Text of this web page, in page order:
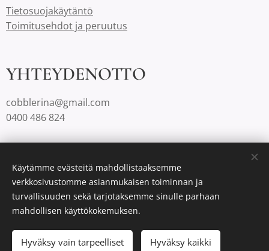
Lisää ostoskoriin
Tietosuojakäytäntö
Toimitusehdot ja peruutus
YHTEYDENOTTO
cobblerina@gmail.com
0400 486 824
LuotuWebnodella Evästeet
Käytämme evästeitä mahdollistaaksemme
verkkosivustomme asianmukaisen toiminnan ja
turvallisuuden sekä tarjotaksemme sinulle parhaan
mahdollisen käyttökokemuksen.
Hyväksy vain tarpeelliset Hyväksy kaikki